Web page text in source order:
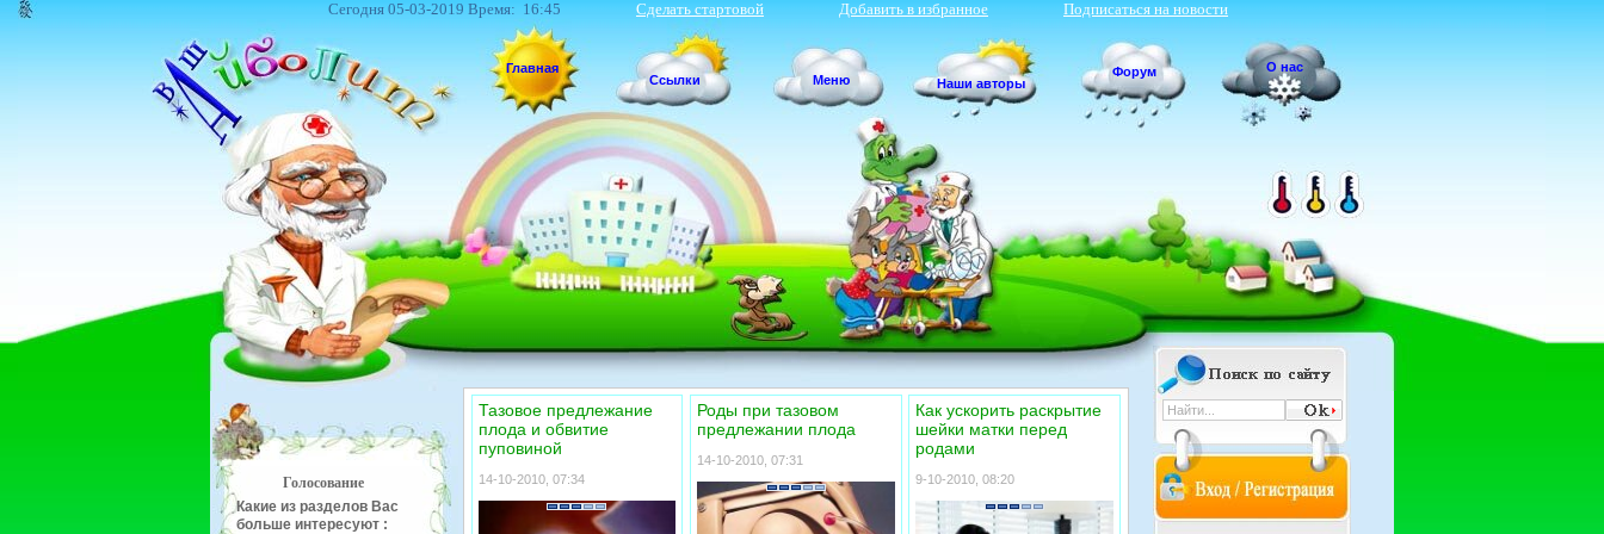
Сегодня 05-03-2019 Время: 16:45 Сделать стартовой Добавить в избранное Подписаться на новости
Главная
Ссылки
Меню Наши авторы
Форум О нас
Тазовое предлежание
плода и обвитие
пуповиной
14-10-2010, 07:34
Роды при тазовом
предлежании плода
14-10-2010, 07:31
Как ускорить раскрытие
шейки матки перед
родами
9-10-2010, 08:20
Голосование
Какие из разделов Вас
больше интересуют :